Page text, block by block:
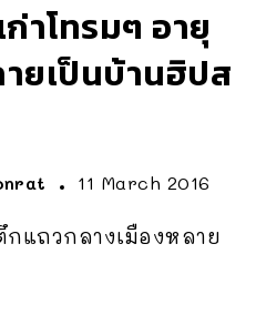
าโทรมๆ อายุ
ยเป็นบ้านฮิปส
11 March 2016
กแถวกลางเมืองหลาย